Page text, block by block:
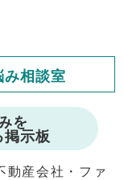
談ください。
きます
み相談室
を
示板
動産会社・ファ